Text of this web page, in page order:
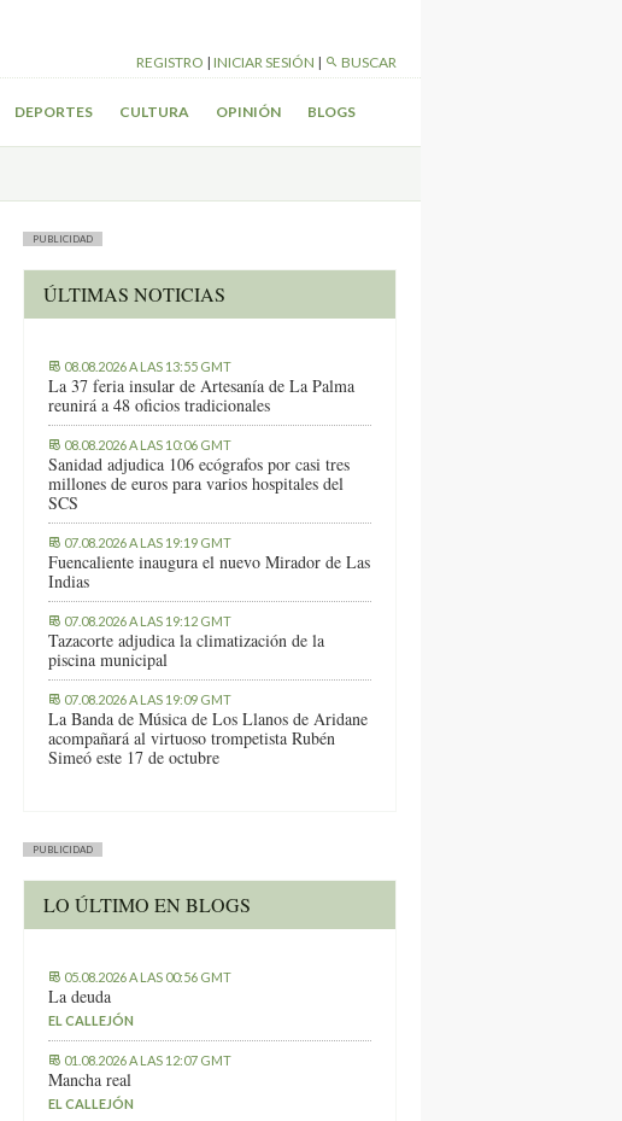
REGISTRO | INICIAR SESIÓN | BUSCAR
DEPORTES CULTURA OPINIÓN BLOGS
PUBLICIDAD
ÚLTIMAS NOTICIAS
08.08.2026 A LAS 13:55 GMT
La 37 feria insular de Artesanía de La Palma
reunirá a 48 oficios tradicionales
08.08.2026 A LAS 10:06 GMT
Sanidad adjudica 106 ecógrafos por casi tres
millones de euros para varios hospitales del
SCS
07.08.2026 A LAS 19:19 GMT
Fuencaliente inaugura el nuevo Mirador de Las
Indias
07.08.2026 A LAS 19:12 GMT
Tazacorte adjudica la climatización de la
piscina municipal
07.08.2026 A LAS 19:09 GMT
La Banda de Música de Los Llanos de Aridane
acompañará al virtuoso trompetista Rubén
Simeó este 17 de octubre
PUBLICIDAD
LO ÚLTIMO EN BLOGS
05.08.2026 A LAS 00:56 GMT
La deuda
EL CALLEJÓN
01.08.2026 A LAS 12:07 GMT
Mancha real
EL CALLEJÓN